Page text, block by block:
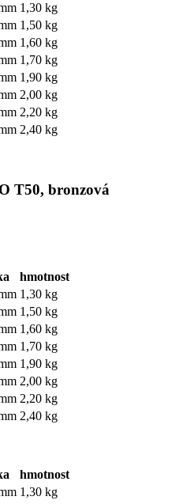
1,30 kg
1,50 kg
1,60 kg
1,70 kg
1,90 kg
2,00 kg
2,20 kg
2,40 kg
T50, bronzová
hmotnost
1,30 kg
1,50 kg
1,60 kg
1,70 kg
1,90 kg
2,00 kg
2,20 kg
2,40 kg
hmotnost
1,30 kg